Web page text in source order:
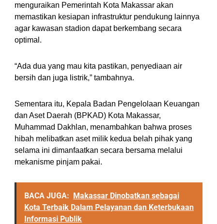
menguraikan Pemerintah Kota Makassar akan
memastikan kesiapan infrastruktur pendukung lainnya
agar kawasan stadion dapat berkembang secara
optimal.
“Ada dua yang mau kita pastikan, penyediaan air
bersih dan juga listrik,” tambahnya.
Sementara itu, Kepala Badan Pengelolaan Keuangan
dan Aset Daerah (BPKAD) Kota Makassar,
Muhammad Dakhlan, menambahkan bahwa proses
hibah melibatkan aset milik kedua belah pihak yang
selama ini dimanfaatkan secara bersama melalui
mekanisme pinjam pakai.
BACA JUGA: Makassar Dinobatkan sebagai
Kota Terbaik Dalam Pelayanan dan Keterbukaan
Informasi Publik